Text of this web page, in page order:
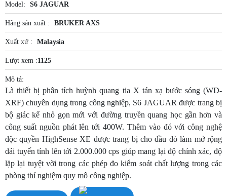
Model: S6 JAGUAR
Hãng sản xuất : BRUKER AXS
Xuất xứ : Malaysia
Lượt xem :1125
Mô tả:
Là thiết bị phân tích huỳnh quang tia X tán xạ bước sóng (WD-
XRF) chuyên dụng trong công nghiệp, S6 JAGUAR được trang bị
bộ giác kế nhỏ gọn mới với đường truyền quang học gần hơn và
công suất nguồn phát lên tới 400W. Thêm vào đó với công nghệ
độc quyền HighSense XE được trang bị cho đầu dò làm mở rộng
dải tuyến tính lên tới 2.000.000 cps giúp mang lại độ chính xác, độ
lặp lại tuyệt vời trong các phép đo kiểm soát chất lượng trong các
phòng thí nghiệm quy mô công nghiệp.